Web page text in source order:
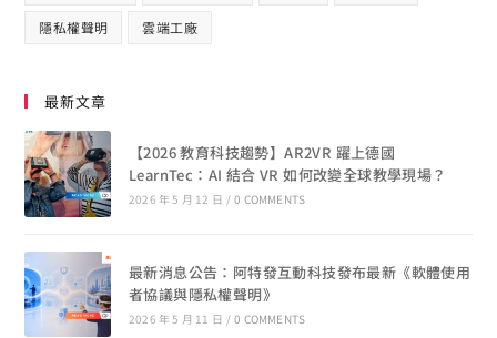
隱私權聲明 雲端工廠
最新文章
【2026 教育科技趨勢】AR2VR 躍上德國
LearnTec：AI 結合 VR 如何改變全球教學現場？
2026 年 5 月 12 日 / 0 COMMENTS
最新消息公告：阿特發互動科技發布最新《軟體使用
者協議與隱私權聲明》
2026 年 5 月 11 日 / 0 COMMENTS